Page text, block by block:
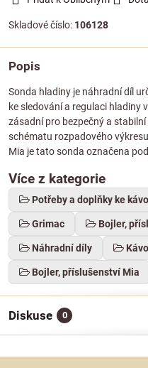
Skladové číslo: 106128
Popis
Sonda hladiny je náhradní díl
ke sledování a regulaci hladiny
zásadní pro bezpečný a
schématu rozpadového
Mia je tato sonda označena
Více z kategorie
Potřeby a doplňky ke
Grimac Bojler,
Náhradní díly
Bojler, příslušenství Mia
Diskuse 0